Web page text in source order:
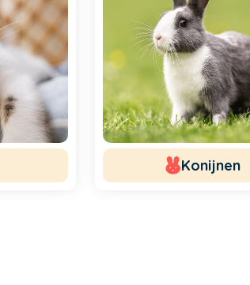
Konijnen